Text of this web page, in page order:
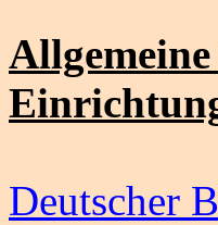
Deutscher